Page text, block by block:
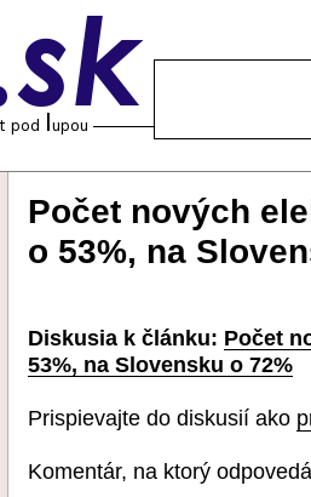
Počet nových
o 53%, na
Diskusia k článku: Počet
53%, na Slovensku o 72%
Prispievajte do diskusií ako
Komentár, na ktorý